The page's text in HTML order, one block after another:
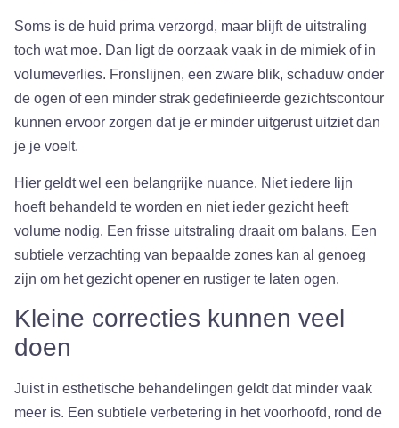
Soms is de huid prima verzorgd, maar blijft de uitstraling
toch wat moe. Dan ligt de oorzaak vaak in de mimiek of in
volumeverlies. Fronslijnen, een zware blik, schaduw onder
de ogen of een minder strak gedefinieerde gezichtscontour
kunnen ervoor zorgen dat je er minder uitgerust uitziet dan
je je voelt.
Hier geldt wel een belangrijke nuance. Niet iedere lijn
hoeft behandeld te worden en niet ieder gezicht heeft
volume nodig. Een frisse uitstraling draait om balans. Een
subtiele verzachting van bepaalde zones kan al genoeg
zijn om het gezicht opener en rustiger te laten ogen.
Kleine correcties kunnen veel
doen
Juist in esthetische behandelingen geldt dat minder vaak
meer is. Een subtiele verbetering in het voorhoofd, rond de